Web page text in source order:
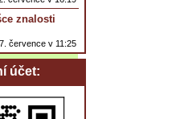
znalosti
července v 11:25
účet